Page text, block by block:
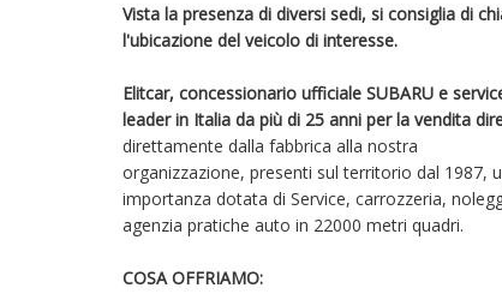
Vista la presenza di diversi sedi, si consiglia di
l'ubicazione del veicolo di interesse .
Elitcar, concessionario ufficiale SUBARU e
leader in Italia da più di 25 anni per la vendita
direttamente dalla fabbrica alla nostra
organizzazione, presenti sul territorio dal 1987,
importanza dotata di Service, carrozzeria,
agenzia pratiche auto in 22000 metri quadri.
COSA OFFRIAMO: